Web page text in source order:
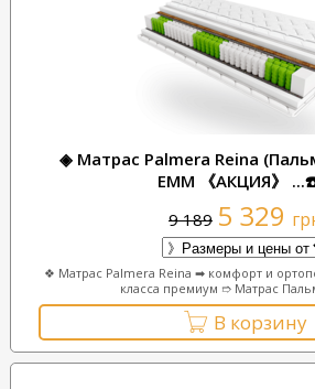
◈ Матрас Palmera Reina
ЕММ 《АКЦИЯ》
9 189 5 329
❖ Матрас Palmera Reina ➡ комфорт и
класса премиум ➱ Матрас
В корзину